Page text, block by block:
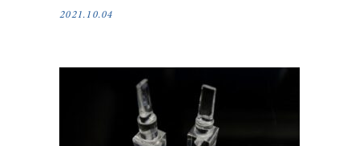
2021.10.04